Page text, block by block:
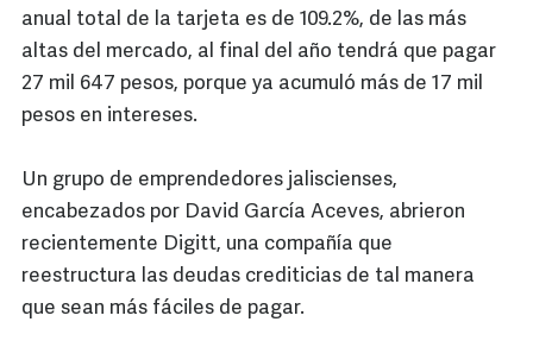
anual total de la tarjeta es de 109.2%, de las más
altas del mercado, al final del año tendrá que pagar
27 mil 647 pesos, porque ya acumuló más de 17 mil
pesos en intereses.
Un grupo de emprendedores jaliscienses,
encabezados por David García Aceves, abrieron
recientemente Digitt, una compañía que
reestructura las deudas crediticias de tal manera
que sean más fáciles de pagar.